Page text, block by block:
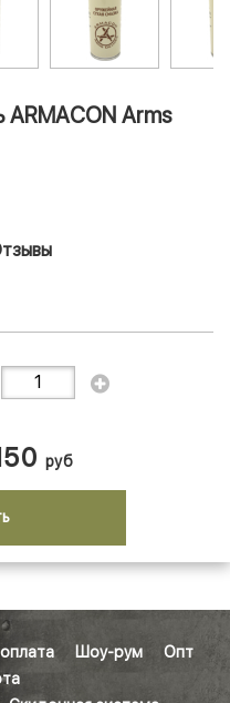
Arms
руб
Шоу-рум
Опт